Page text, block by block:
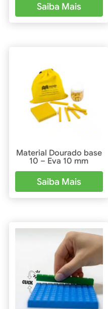
Saiba Mais
Material Dourado base
10 – Eva 10 mm
Saiba Mais